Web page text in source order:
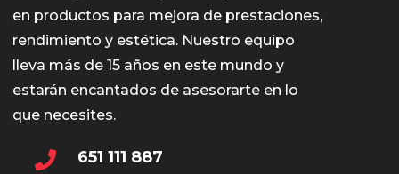
en productos para mejora de prestaciones,
rendimiento y estética. Nuestro equipo
lleva más de 15 años en este mundo y
estarán encantados de asesorarte en lo
que necesites.
651 111 887